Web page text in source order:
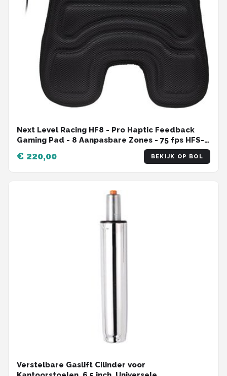
Next Level Racing HF8 - Pro Haptic Feedback
Gaming Pad - 8 Aanpasbare Zones - 75 fps HFS-
€ 220,00 BEKIJK OP BOL
Verstelbare Gaslift Cilinder voor